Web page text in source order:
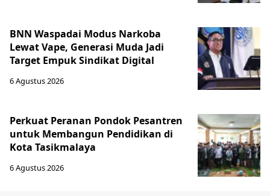
BNN Waspadai Modus Narkoba
Lewat Vape, Generasi Muda Jadi
Target Empuk Sindikat Digital
6 Agustus 2026
Perkuat Peranan Pondok Pesantren
untuk Membangun Pendidikan di
Kota Tasikmalaya ‎
6 Agustus 2026